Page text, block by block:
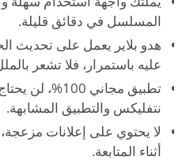
المسلسل في دقائق قليلة.
هدو بلاير يعمل على تحديث
عليه باستمرار، فلا تشعر
تطبيق مجاني
نتفليكس والتطبيق المشابهة.
لا يحتوي على إعلانات
أثناء المتابعة.